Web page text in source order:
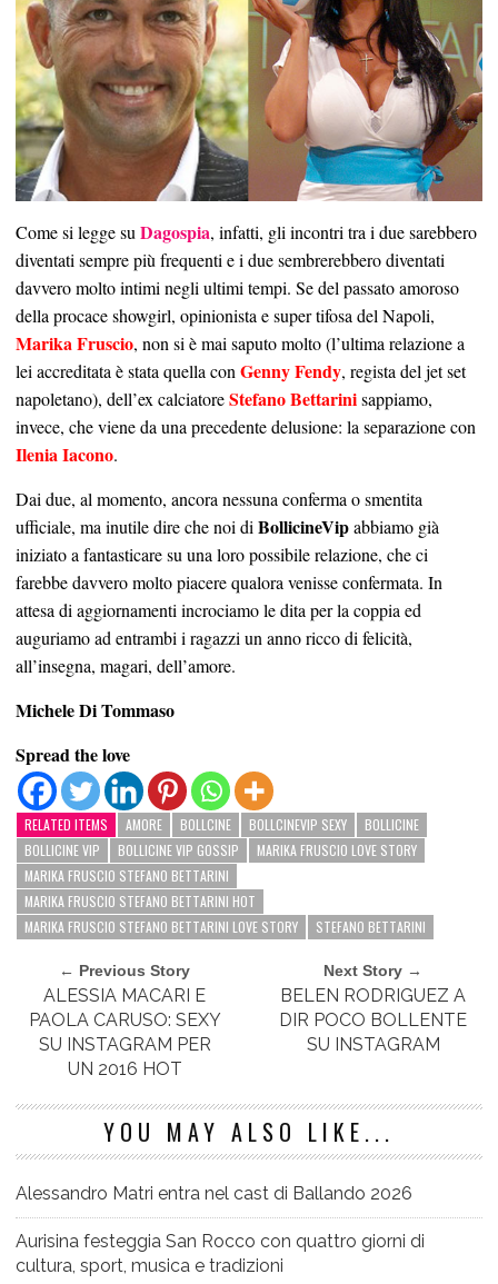
Come si legge su Dagospia, infatti, gli incontri tra i due sarebbero
diventati sempre più frequenti e i due sembrerebbero diventati
davvero molto intimi negli ultimi tempi. Se del passato amoroso
della procace showgirl, opinionista e super tifosa del Napoli,
Marika Fruscio, non si è mai saputo molto (l’ultima relazione a
lei accreditata è stata quella con Genny Fendy, regista del jet set
napoletano), dell’ex calciatoreStefano Bettarinisappiamo,
invece, che viene da una precedente delusione: la separazione con
Ilenia Iacono.
Dai due, al momento, ancora nessuna conferma o smentita
ufficiale, ma inutile dire che noi di BollicineVipabbiamo già
iniziato a fantasticare su una loro possibile relazione, che ci
farebbe davvero molto piacere qualora venisse confermata. In
attesa di aggiornamenti incrociamo le dita per la coppia ed
auguriamo ad entrambi i ragazzi un anno ricco di felicità,
all’insegna, magari, dell’amore.
Michele Di Tommaso
Spread the love
RELATED ITEMS AMORE BOLLCINE BOLLCINEVIP SEXY
BOLLICINE
BOLLICINE VIP
BOLLICINE VIP GOSSIP
MARIKA FRUSCIO LOVE STORY
MARIKA FRUSCIO STEFANO BETTARINI
MARIKA FRUSCIO STEFANO BETTARINI HOT
MARIKA FRUSCIO STEFANO BETTARINI LOVE STORY
STEFANO BETTARINI
← Previous Story
ALESSIA MACARI E
PAOLA CARUSO: SEXY
SU INSTAGRAM PER
UN 2016 HOT
Next Story →
BELEN RODRIGUEZ A
DIR POCO BOLLENTE
SU INSTAGRAM
YOU MAY ALSO LIKE...
Alessandro Matri entra nel cast di Ballando 2026
Aurisina festeggia San Rocco con quattro giorni di
cultura, sport, musica e tradizioni